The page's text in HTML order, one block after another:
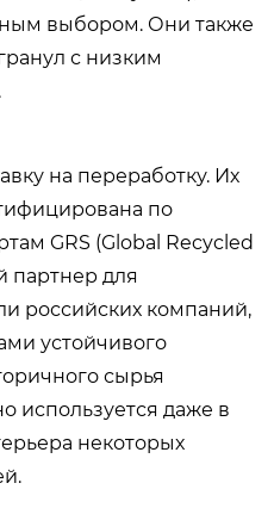
выбором. Они также
с низким
на переработку. Их
по
GRS (Global Recycled
партнер для
российских компаний,
устойчивого
сырья
используется даже в
некоторых